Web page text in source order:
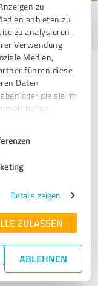
zu
anbieten zu
zu analysieren.
Verwendung
Medien,
führen diese
Daten
oder die sie im
haben.
Details zeigen
ZULASSEN
ABLEHNEN
31.01.2025|Profil
finden - mit